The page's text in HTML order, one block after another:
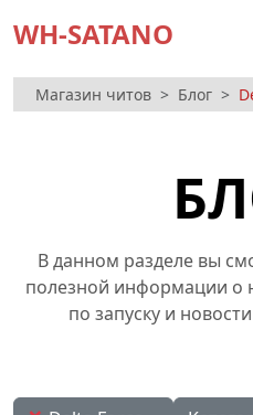
WH-SATANO
Магазин читов Блог
В данном разделе вы
полезной информации о
по запуску и